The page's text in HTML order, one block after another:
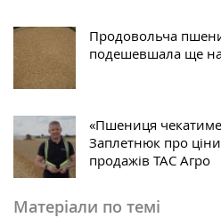
Продовольча
подешевшала ще
«Пшениця
Заплетнюк про
продажів ТАС Агро
Матеріали по темі